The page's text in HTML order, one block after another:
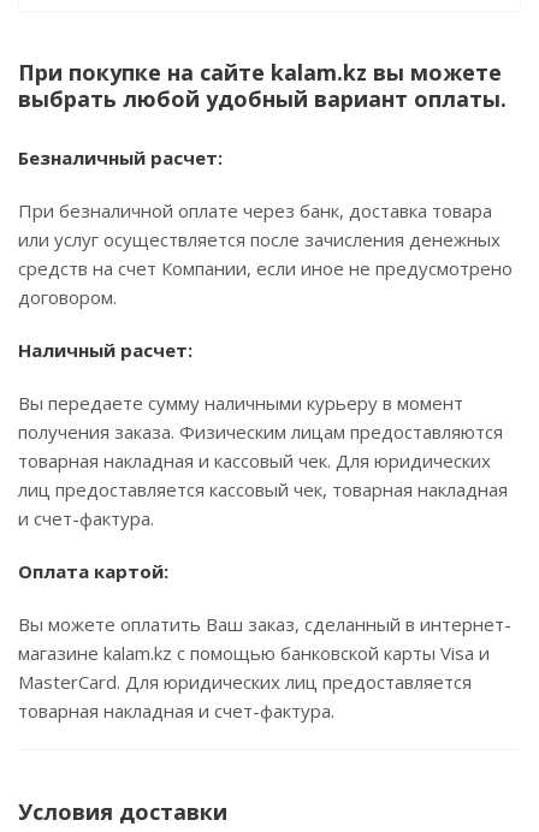
При покупке на сайте kalam.kz вы можете
выбрать любой удобный вариант оплаты.
Безналичный расчет:
При безналичной оплате через банк, доставка товара
или услуг осуществляется после зачисления денежных
средств на счет Компании, если иное не предусмотрено
договором.
Наличный расчет:
Вы передаете сумму наличными курьеру в момент
получения заказа. Физическим лицам предоставляются
товарная накладная и кассовый чек. Для юридических
лиц предоставляется кассовый чек, товарная накладная
и счет-фактура.
Оплата картой:
Вы можете оплатить Ваш заказ, сделанный в интернет-
магазине kalam.kz с помощью банковской карты Visa и
MasterCard. Для юридических лиц предоставляется
товарная накладная и счет-фактура.
Условия доставки